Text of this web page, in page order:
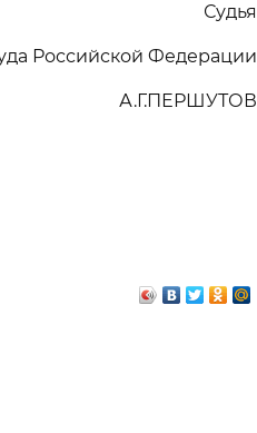
Судья
Российской Федерации
А.Г.ПЕРШУТОВ